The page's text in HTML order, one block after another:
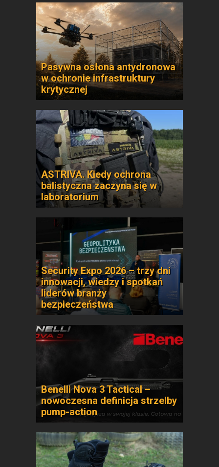
Pasywna osłona antydronowa
w ochronie infrastruktury
krytycznej
ASTRIVA. Kiedy ochrona
balistyczna zaczyna się w
laboratorium
Security Expo 2026 – trzy dni
innowacji, wiedzy i spotkań
liderów branży
bezpieczeństwa
Benelli Nova 3 Tactical –
nowoczesna definicja strzelby
pump-action